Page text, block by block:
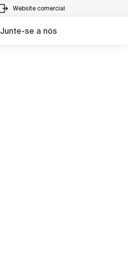
Website comercial
Junte-se a nós